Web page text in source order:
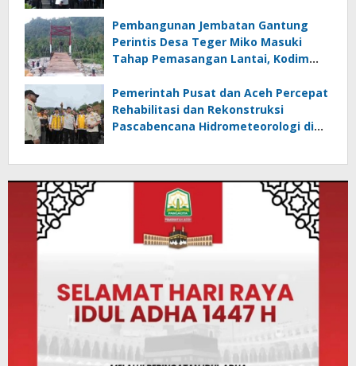
Pembangunan Jembatan Gantung
Perintis Desa Teger Miko Masuki
Tahap Pemasangan Lantai, Kodim
Sesuai Target
Pemerintah Pusat dan Aceh Percepat
Rehabilitasi dan Rekonstruksi
Pascabencana Hidrometeorologi di